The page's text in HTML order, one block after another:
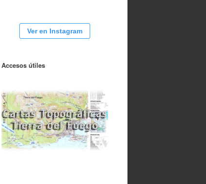
Ver en Instagram
Accesos útiles